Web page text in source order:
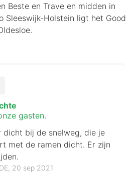
Beste en Trave en midden in
Sleeswijk-Holstein ligt het Good
gasten.
dicht bij de snelweg, die je
met de ramen dicht. Er zijn
20 sep 2021